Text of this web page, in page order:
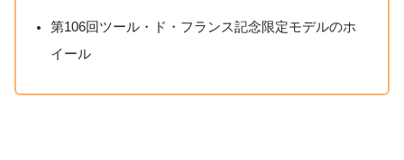
第106回ツール・ド・フランス記念限定モデルのホ
イール